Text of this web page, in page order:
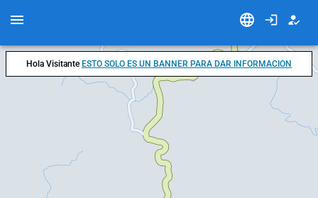
Hola Visitante ESTO SOLO ES UN BANNER PARA DAR INFORMACION